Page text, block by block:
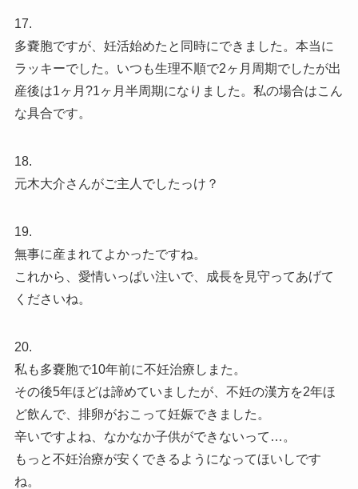
17.
多嚢胞ですが、妊活始めたと同時にできました。本当に
ラッキーでした。いつも生理不順で2ヶ月周期でしたが出
産後は1ヶ月?1ヶ月半周期になりました。私の場合はこん
な具合です。
18.
元木大介さんがご主人でしたっけ？
19.
無事に産まれてよかったですね。
これから、愛情いっぱい注いで、成長を見守ってあげて
くださいね。
20.
私も多嚢胞で10年前に不妊治療しまた。
その後5年ほどは諦めていましたが、不妊の漢方を2年ほ
ど飲んで、排卵がおこって妊娠できました。
辛いですよね、なかなか子供ができないって…。
もっと不妊治療が安くできるようになってほいしです
ね。